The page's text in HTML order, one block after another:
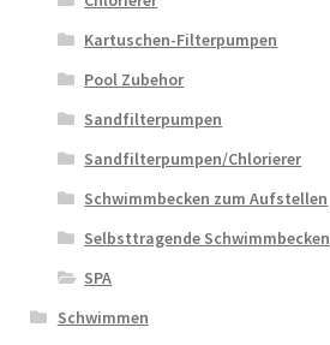
Kartuschen-Filterpumpen
Pool Zubehor
Sandfilterpumpen
Sandfilterpumpen/Chlorierer
Schwimmbecken zum Aufstellen
Selbsttragende Schwimmbecken
SPA
Schwimmen